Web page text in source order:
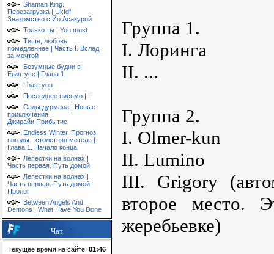
Shaman King.
Перезагрузка | Ukfdf
Знакомство с Йо Асакурой
Только ты | You must
Тише, любовь,
помедленнее | Часть I. Вслед
за мечтой
Безумные будни в
Египтусе | Глава 1
I hate you
Последнее письмо | I
Сады дурмана | Новые
приключения
Джирайи:Прибытие
Endless Winter. Прогноз
погоды - столетняя метель |
Глава 1. Начало конца
Лепестки на волнах |
Часть первая. Путь домой
Лепестки на волнах |
Часть первая. Путь домой.
Пролог
Between Angels And
Demons | What Have You Done
Чат
Текущее время на сайте: 01:46
Группа 1.
I. Лоринга
II. ...
Группа 2.
I. Olmer-kun
II. Lumino
III. Grigory
второе место.
жеребьевке)